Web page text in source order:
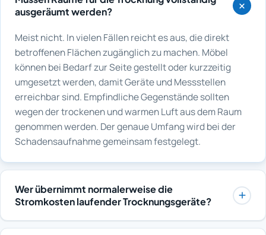
ausgeräumt werden?
Meist nicht. In vielen Fällen reicht es aus, die direkt
betroffenen Flächen zugänglich zu machen. Möbel
können bei Bedarf zur Seite gestellt oder kurzzeitig
umgesetzt werden, damit Geräte und Messstellen
erreichbar sind. Empfindliche Gegenstände sollten
wegen der trockenen und warmen Luft aus dem Raum
genommen werden. Der genaue Umfang wird bei der
Schadensaufnahme gemeinsam festgelegt.
Wer übernimmt normalerweise die
Stromkosten laufender Trocknungsgeräte?
Bei versicherten Leitungswasserschäden trägt in der